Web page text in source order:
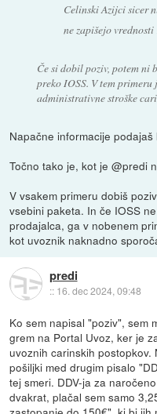
Celinski Azijci sicer
ne zapišejo vrednosti
Če si dobil poziv, potem ni
preko IOSS. V tem
administrativne stroške
Napačne informacije podajaš
Točno tako je, kot je @predi
V vsakem primeru dobiš
vsebini paketa. In če IOSS
prodajalca, ga v nobenem
kot uvoznik naknadno
predi
:: 16. dec 2024, 09:48
Ko sem napisal "poziv", sem
grem na Portal Uvoz, ker je
uvoznih carinskih
pošiljki med drugim pisalo
tej smeri. DDV-ja za
dvakrat, plačal sem samo